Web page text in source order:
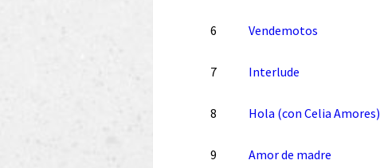
6 Vendemotos
7 Interlude
8 Hola (con Celia Amores)
9 Amor de madre